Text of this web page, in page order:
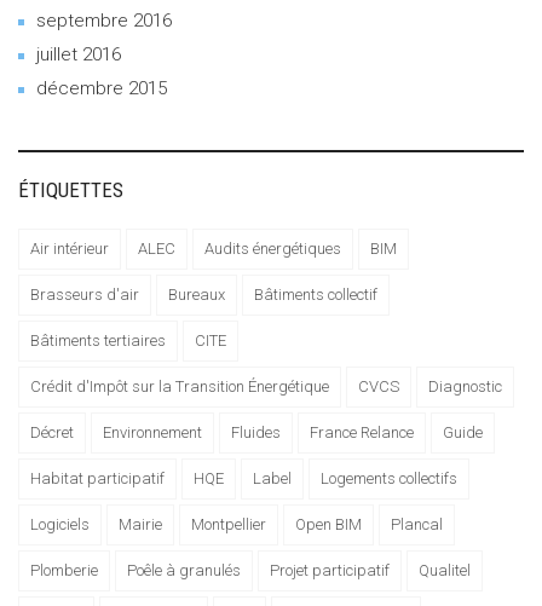
septembre 2016
juillet 2016
décembre 2015
ÉTIQUETTES
Air intérieur ALEC Audits énergétiques BIM
Brasseurs d'air Bureaux Bâtiments collectif
Bâtiments tertiaires CITE
Crédit d'Impôt sur la Transition Énergétique CVCS Diagnostic
Décret Environnement Fluides France Relance Guide
Habitat participatif HQE Label Logements collectifs
Logiciels Mairie Montpellier Open BIM Plancal
Plomberie Poêle à granulés Projet participatif Qualitel